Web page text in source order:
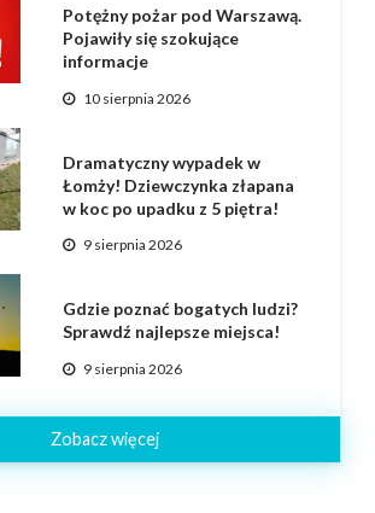
Potężny pożar pod Warszawą.
Pojawiły się szokujące
informacje
10 sierpnia 2026
Dramatyczny wypadek w
Łomży! Dziewczynka złapana
w koc po upadku z 5 piętra!
9 sierpnia 2026
Gdzie poznać bogatych ludzi?
Sprawdź najlepsze miejsca!
9 sierpnia 2026
Zobacz więcej